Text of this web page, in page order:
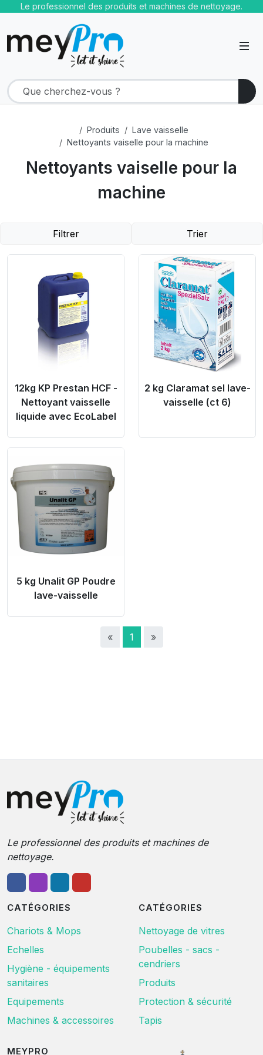
Le professionnel des produits et machines de nettoyage.
Produits
Lave vaisselle
Nettoyants vaiselle pour la machine
Nettoyants vaiselle pour la
machine
Filtrer Trier
Product Link
12kg KP Prestan HCF -
Nettoyant vaisselle
liquide avec EcoLabel
Product Link
2 kg Claramat sel lave-
vaisselle (ct 6)
Product Link
5 kg Unalit GP Poudre
lave-vaisselle
« 1 »
Le professionnel des produits et machines de
nettoyage.
CATÉGORIES
Chariots & Mops
Echelles
Hygiène - équipements
sanitaires
Equipements
Machines & accessoires
CATÉGORIES
Nettoyage de vitres
Poubelles - sacs -
cendriers
Produits
Protection & sécurité
Tapis
MEYPRO